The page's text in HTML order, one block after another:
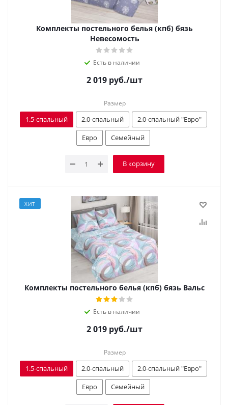
Комплекты постельного белья (кпб) бязь
Невесомость
Есть в наличии
2 019 руб./шт
Размер
1.5-спальный 2.0-спальный
2.0-спальный "Евро"
Евро
Семейный
В корзину
ХИТ
Комплекты постельного белья (кпб) бязь Вальс
Есть в наличии
2 019 руб./шт
Размер
1.5-спальный 2.0-спальный
2.0-спальный "Евро"
Евро
Семейный